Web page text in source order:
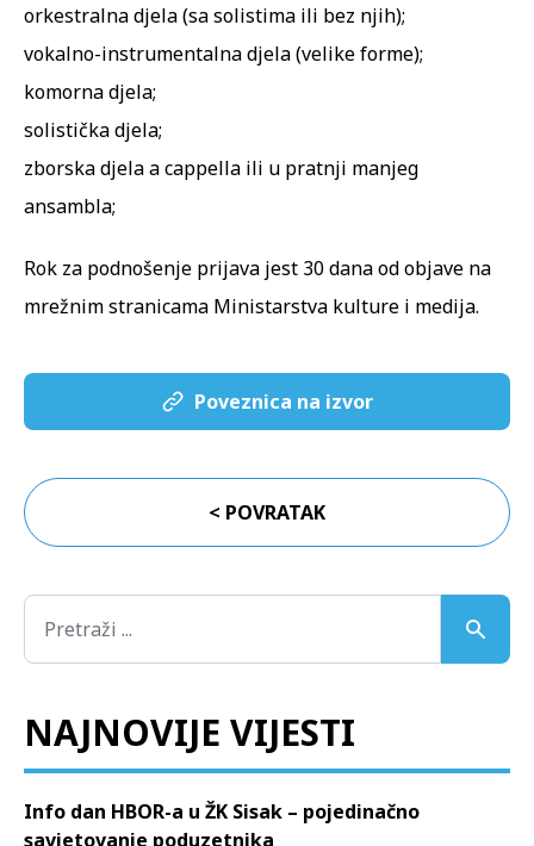
orkestralna djela (sa solistima ili bez njih);
vokalno-instrumentalna djela (velike forme);
komorna djela;
solistička djela;
zborska djela a cappella ili u pratnji manjeg
ansambla;
Rok za podnošenje prijava jest 30 dana od objave na
mrežnim stranicama Ministarstva kulture i medija.
Poveznica na izvor
< POVRATAK
NAJNOVIJE VIJESTI
Info dan HBOR-a u ŽK Sisak – pojedinačno
savjetovanje poduzetnika